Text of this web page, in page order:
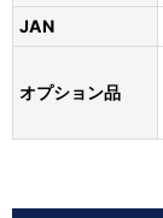
JAN
オプション品